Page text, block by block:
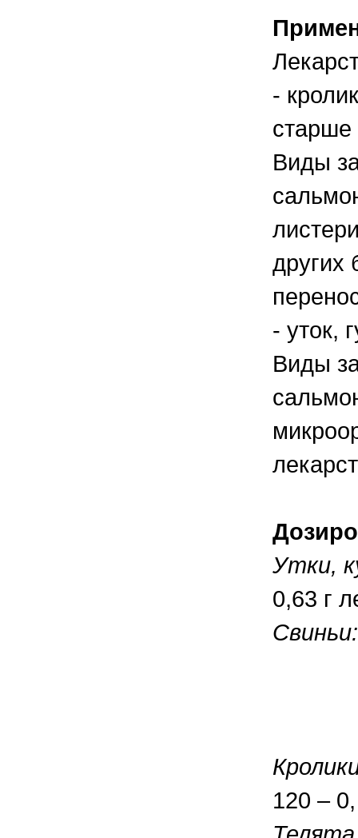
-
старше
Виды
других
- уток,
Виды
Утки,
0,63 г
Свиньи:
120 –